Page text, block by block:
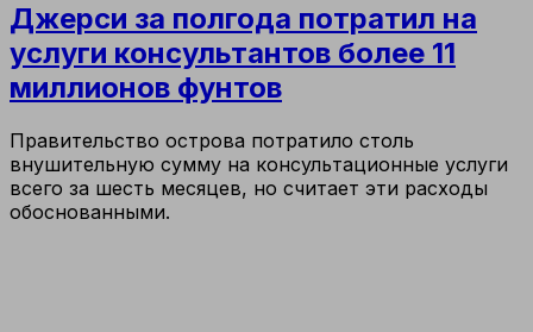
Джерси за полгода потратил на
услуги консультантов более 11
миллионов фунтов
Правительство острова потратило столь
внушительную сумму на консультационные услуги
всего за шесть месяцев, но считает эти расходы
обоснованными.